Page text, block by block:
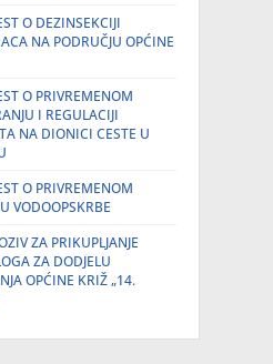
O DEZINSEKCIJI
NA PODRUČJU OPĆINE
O PRIVREMENOM
I REGULACIJI
NA DIONICI CESTE U
O PRIVREMENOM
VODOOPSKRBE
ZA PRIKUPLJANJE
ZA DODJELU
OPĆINE KRIŽ „14.